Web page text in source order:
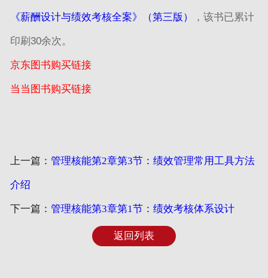
《薪酬设计与绩效考核全案》（第三版） ，该书已累计
印刷30余次。
京东图书购买链接
当当图书购买链接
上一篇： 管理核能第2章第3节：绩效管理常用工具方法
介绍
下一篇： 管理核能第3章第1节：绩效考核体系设计
返回列表